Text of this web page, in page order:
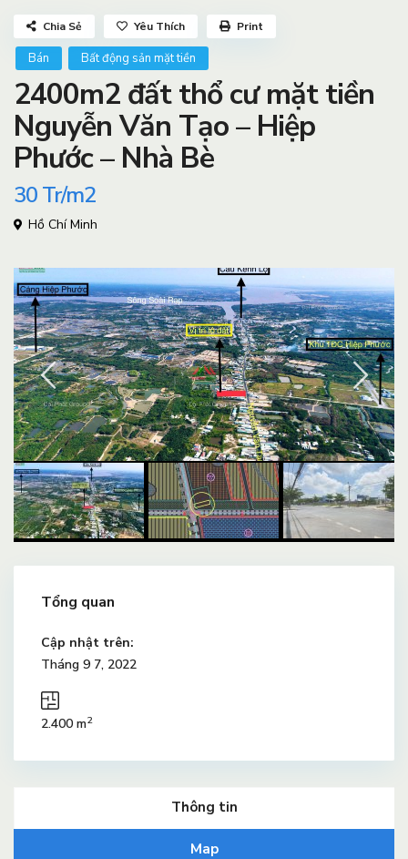
Bán Bất động sản mặt tiền
2400m2 đất thổ cư mặt tiền
Nguyễn Văn Tạo – Hiệp
Phước – Nhà Bè
30Tr/m2
Hồ Chí Minh
Chia Sẻ Yêu Thích Print
Tổng quan
Cập nhật trên:
Tháng 9 7, 2022
2.400 m2
Thông tin
Map